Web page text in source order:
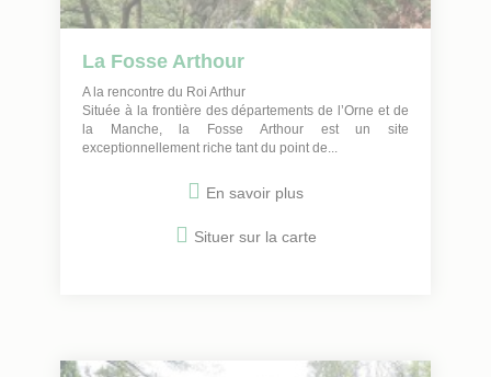
La Fosse Arthour
A la rencontre du Roi Arthur
Située à la frontière des départements de l’Orne et de
la Manche, la Fosse Arthour est un site
exceptionnellement riche tant du point de...
En savoir plus
Situer sur la carte